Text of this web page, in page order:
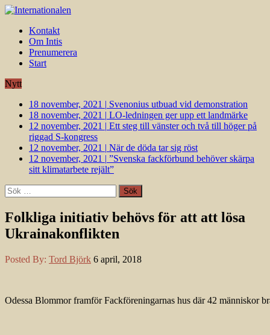
Kontakt
Om Intis
Prenumerera
Start
Nytt
18 november, 2021 | Svenonius utbuad vid demonstration
18 november, 2021 | LO-ledningen ger upp ett landmärke
12 november, 2021 | Ett steg till vänster och två till höger på
riggad S-kongress
12 november, 2021 | När de döda tar sig röst
12 november, 2021 | ”Svenska fackförbund behöver skärpa
sitt klimatarbete rejält”
Sök
efter:
Folkliga initiativ behövs för att att lösa
Ukrainakonflikten
Posted By: Tord Björk 6 april, 2018
Odessa Blommor framför Fackföreningarnas hus där 42 människor